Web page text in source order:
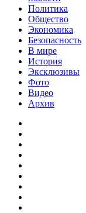
Политика
Общество
Экономика
Безопасность
В мире
История
Эксклюзивы
Фото
Видео
Архив